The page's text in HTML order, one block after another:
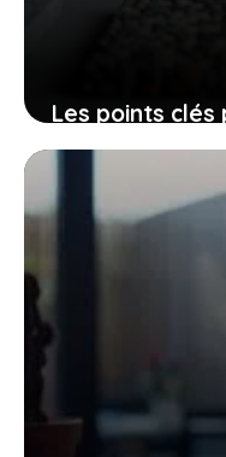
Les points
terrasse